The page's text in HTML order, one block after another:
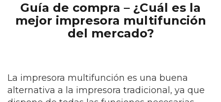
Guía de compra – ¿Cuál es la
mejor impresora multifunción
del mercado?
La impresora multifunción es una buena
alternativa a la impresora tradicional, ya que